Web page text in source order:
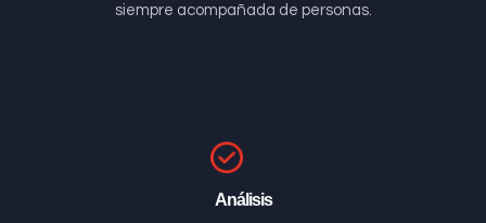
siempre acompañada de personas.
Análisis